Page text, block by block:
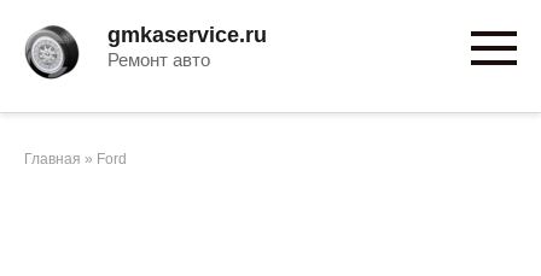
контенту
gmkaservice.ru
Ремонт авто
Главная » Ford